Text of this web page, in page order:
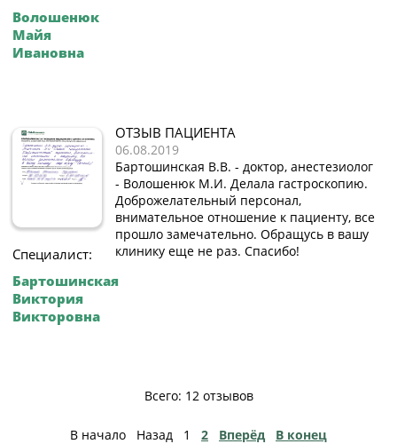
Волошенюк
Майя
Ивановна
Специалист:
Бартошинская
Виктория
Викторовна
ОТЗЫВ ПАЦИЕНТА
06.08.2019
Бартошинская В.В. - доктор, анестезиолог
- Волошенюк М.И. Делала гастроскопию.
Доброжелательный персонал,
внимательное отношение к пациенту, все
прошло замечательно. Обращусь в вашу
клинику еще не раз. Спасибо!
Всего: 12 отзывов
В начало Назад 1 2 Вперёд В конец